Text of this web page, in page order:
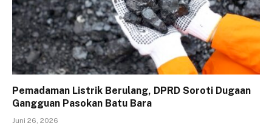
Pemadaman Listrik Berulang, DPRD Soroti Dugaan
Gangguan Pasokan Batu Bara
Juni 26, 2026